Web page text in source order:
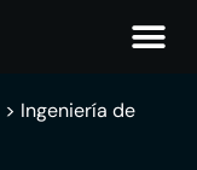
> Ingeniería de